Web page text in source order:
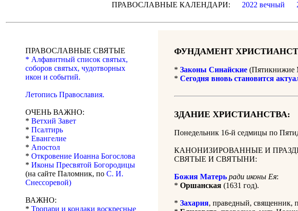
ПРАВОСЛАВНЫЕ КАЛЕНДАРИ: 2022 вечный
ПРАВОСЛАВНЫЕ СВЯТЫЕ
* Алфавитный список святых,
соборов святых, чудотворных
икон и событий.
Летопись Православия.
ОЧЕНЬ ВАЖНО:
* Ветхий Завет
* Псалтирь
* Евангелие
* Апостол
* Откровение Иоанна Богослова
* Иконы Пресвятой Богородицы
(на сайте Паломник, по С. И.
Снессоревой)
ВАЖНО:
* Тропари и кондаки воскресные
ФУНДАМЕНТ
* Законы Синайские (Пятикнижие
* Сегодня вновь становится
ЗДАНИЕ ХРИСТИАНСТВА:
Понедельник 16-й седмицы по
КАНОНИЗИРОВАННЫЕ И
СВЯТЫЕ И СВЯТЫНИ:
Божия Матерь ради иконы Ея:
* Оршанская (1631 год).
* Захария, праведный, священник,